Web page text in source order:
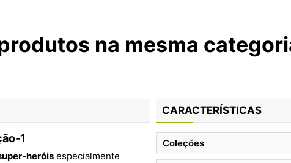
na mesma
1
heróis especialmente
CARACTERÍSTICAS
Coleções